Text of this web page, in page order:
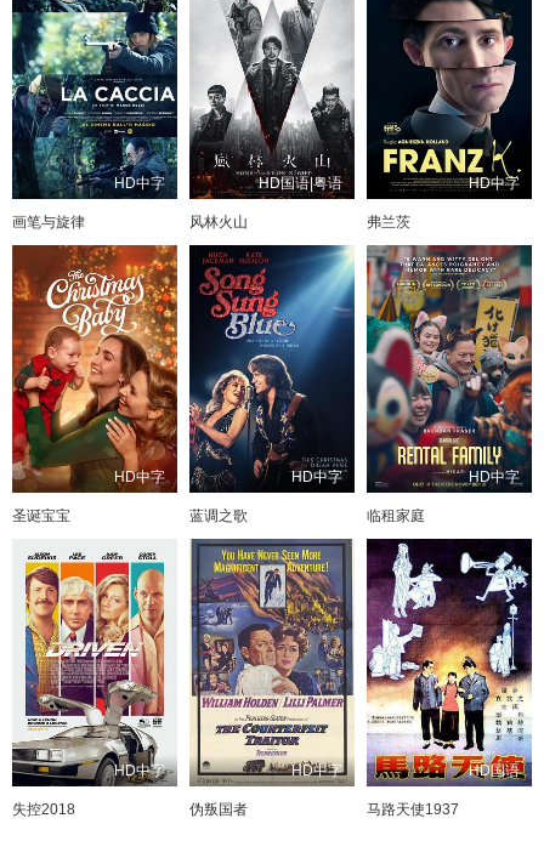
HD中字
画笔与旋律
HD国语|粤语
风林火山
HD中字
弗兰茨
HD中字
圣诞宝宝
HD中字
蓝调之歌
HD中字
临租家庭
HD中字
失控2018
HD中字
伪叛国者
HD国语
马路天使1937